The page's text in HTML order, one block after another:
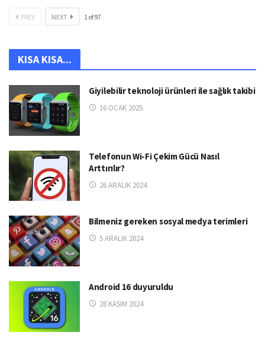
PREV NEXT 1 of97
KISA KISA...
Giyilebilir teknoloji ürünleri ile sağlık takibi
16 OCAK 2025
Telefonun Wi-Fi Çekim Gücü Nasıl
Arttırılır?
26 ARALIK 2024
Bilmeniz gereken sosyal medya terimleri
5 ARALIK 2024
Android 16 duyuruldu
28 KASIM 2024